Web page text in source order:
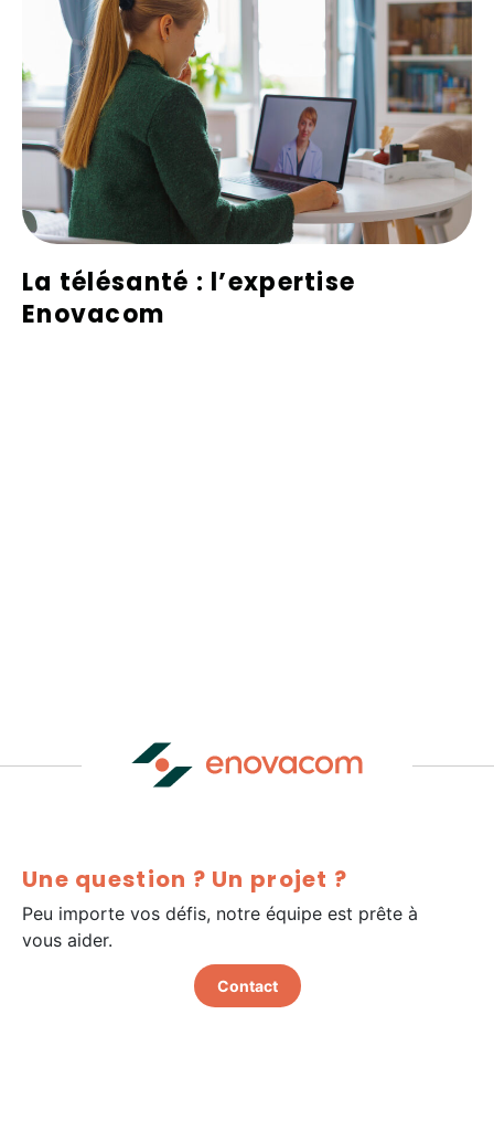
La télésanté : l’expertise
Enovacom
Une question ? Un projet ?
Peu importe vos défis, notre équipe est prête à
vous aider.
Contact